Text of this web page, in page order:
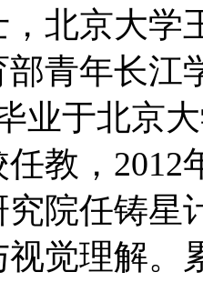
北京大学
青年长江
业于北京
教，2012
院任铸星
觉理解。